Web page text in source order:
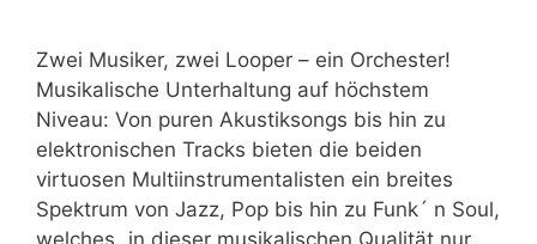
Zwei Musiker, zwei Looper – ein Orchester!
Musikalische Unterhaltung auf höchstem
Niveau: Von puren Akustiksongs bis hin zu
elektronischen Tracks bieten die beiden
virtuosen Multiinstrumentalisten ein breites
Spektrum von Jazz, Pop bis hin zu Funk´ n Soul,